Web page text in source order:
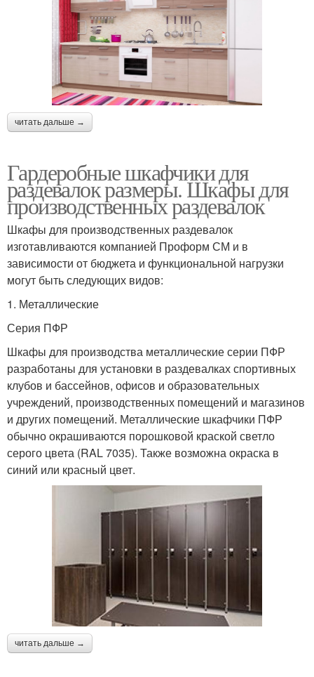
читать дальше →
Гардеробные шкафчики для
раздевалок размеры. Шкафы для
производственных раздевалок
Шкафы для производственных раздевалок
изготавливаются компанией Проформ СМ и в
зависимости от бюджета и функциональной нагрузки
могут быть следующих видов:
1. Металлические
Серия ПФР
Шкафы для производства металлические серии ПФР
разработаны для установки в раздевалках спортивных
клубов и бассейнов, офисов и образовательных
учреждений, производственных помещений и магазинов
и других помещений. Металлические шкафчики ПФР
обычно окрашиваются порошковой краской светло
серого цвета (RAL 7035). Также возможна окраска в
синий или красный цвет.
читать дальше →